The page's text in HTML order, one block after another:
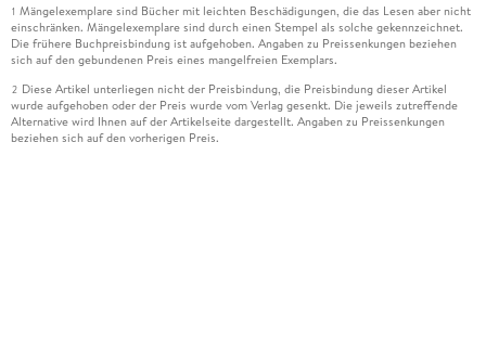
1 Mängelexemplare sind Bücher mit leichten Beschädigungen, die das Lesen aber nicht
einschränken. Mängelexemplare sind durch einen Stempel als solche gekennzeichnet.
Die frühere Buchpreisbindung ist aufgehoben. Angaben zu Preissenkungen beziehen
sich auf den gebundenen Preis eines mangelfreien Exemplars.
2 Diese Artikel unterliegen nicht der Preisbindung, die Preisbindung dieser Artikel
wurde aufgehoben oder der Preis wurde vom Verlag gesenkt. Die jeweils zutreffende
Alternative wird Ihnen auf der Artikelseite dargestellt. Angaben zu Preissenkungen
beziehen sich auf den vorherigen Preis.